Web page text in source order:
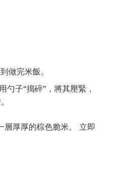
做完米飯。
子“搗碎”，將其壓緊，
層厚厚的棕色脆米。 立即